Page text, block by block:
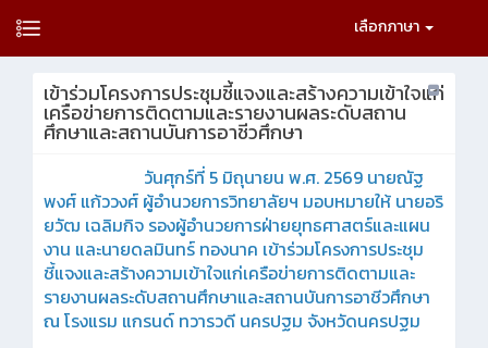
เลือกภาษา
เข้าร่วมโครงการประชุมชี้แจงและสร้างความเข้าใจแก่
เครือข่ายการติดตามและรายงานผลระดับสถาน
ศึกษาและสถานบันการอาชีวศึกษา
วันศุกร์ที่ 5 มิถุนายน พ.ศ. 2569 นายณัฐ
พงศ์ แก้ววงศ์ ผู้อำนวยการวิทยาลัยฯ มอบหมายให้ นายอริ
ยวัฒ เฉลิมกิจ รองผู้อำนวยการฝ่ายยุทธศาสตร์และแผน
งาน และนายดลมินทร์ ทองนาค เข้าร่วมโครงการประชุม
ชี้แจงและสร้างความเข้าใจแก่เครือข่ายการติดตามและ
รายงานผลระดับสถานศึกษาและสถานบันการอาชีวศึกษา
ณ โรงแรม แกรนด์ ทวารวดี นครปฐม จังหวัดนครปฐม